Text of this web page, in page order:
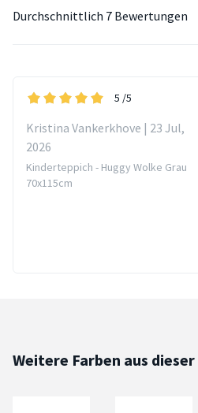
Durchschnittlich 7 Bewertungen
5 /5
Kristina Vankerkhove | 23 Jul,
2026
Kinderteppich - Huggy Wolke Grau
70x115cm
Weitere Farben aus